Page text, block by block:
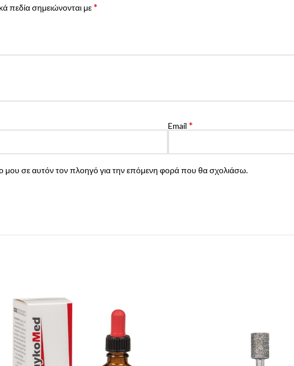
πεδία σημειώνονται με*
Email *
μου σε αυτόν τον πλοηγό για την επόμενη φορά που θα σχολιάσω.